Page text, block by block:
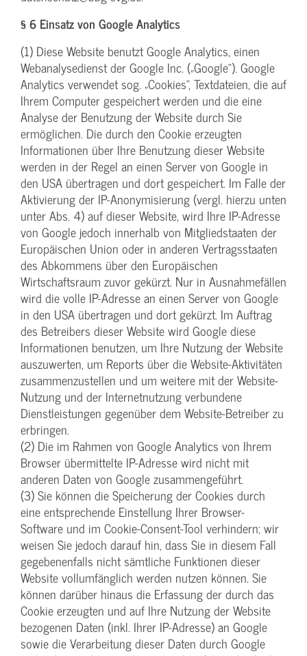
§ 6 Einsatz von Google Analytics
(1) Diese Website benutzt Google Analytics, einen
Webanalysedienst der Google Inc. („Google“). Google
Analytics verwendet sog. „Cookies“, Textdateien, die auf
Ihrem Computer gespeichert werden und die eine
Analyse der Benutzung der Website durch Sie
ermöglichen. Die durch den Cookie erzeugten
Informationen über Ihre Benutzung dieser Website
werden in der Regel an einen Server von Google in
den USA übertragen und dort gespeichert. Im Falle der
Aktivierung der IP-Anonymisierung (vergl. hierzu unten
unter Abs. 4) auf dieser Website, wird Ihre IP-Adresse
von Google jedoch innerhalb von Mitgliedstaaten der
Europäischen Union oder in anderen Vertragsstaaten
des Abkommens über den Europäischen
Wirtschaftsraum zuvor gekürzt. Nur in Ausnahmefällen
wird die volle IP-Adresse an einen Server von Google
in den USA übertragen und dort gekürzt. Im Auftrag
des Betreibers dieser Website wird Google diese
Informationen benutzen, um Ihre Nutzung der Website
auszuwerten, um Reports über die Website-Aktivitäten
zusammenzustellen und um weitere mit der Website-
Nutzung und der Internetnutzung verbundene
Dienstleistungen gegenüber dem Website-Betreiber zu
erbringen.
(2) Die im Rahmen von Google Analytics von Ihrem
Browser übermittelte IP-Adresse wird nicht mit
anderen Daten von Google zusammengeführt.
(3) Sie können die Speicherung der Cookies durch
eine entsprechende Einstellung Ihrer Browser-
Software und im Cookie-Consent-Tool verhindern; wir
weisen Sie jedoch darauf hin, dass Sie in diesem Fall
gegebenenfalls nicht sämtliche Funktionen dieser
Website vollumfänglich werden nutzen können. Sie
können darüber hinaus die Erfassung der durch das
Cookie erzeugten und auf Ihre Nutzung der Website
bezogenen Daten (inkl. Ihrer IP-Adresse) an Google
sowie die Verarbeitung dieser Daten durch Google